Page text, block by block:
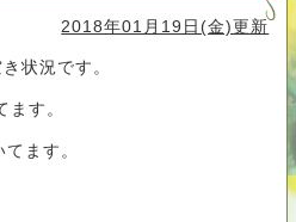
2018年01月19日(金)更新
状況です。
す。
ます。